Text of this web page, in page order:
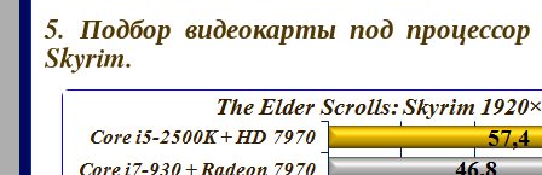
5. Подбор видеокарты под
Skyrim.